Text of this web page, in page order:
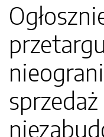
sprzedaż